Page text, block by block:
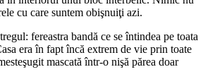
cu care suntem obişnuiţi azi.
fereastra bandă ce se întindea pe toata
era în fapt încă extrem de vie prin toate
mascată într-o nişă părea doar